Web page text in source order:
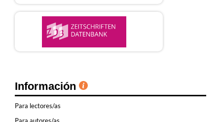
Información
Para lectores/as